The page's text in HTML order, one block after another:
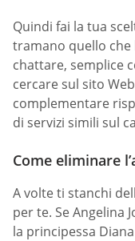
Quindi fai la tua
tramano quello che
chattare, semplice
cercare sul sito
complementare
di servizi simili sul
Come eliminare
A volte ti stanchi
per te. Se Angelina
la principessa